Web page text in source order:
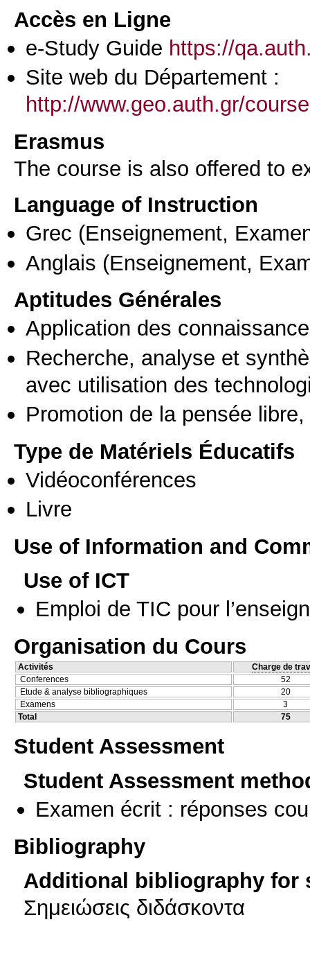
Accès en Ligne
e-Study Guide https://
Site web du Département :
http://www.geo.auth.gr/
Erasmus
The course is also offered to
Language of Instruction
Grec (Enseignement,
Anglais (Enseignement,
Aptitudes Générales
Application des
Recherche, analyse et
avec utilisation des
Promotion de la pensée
Type de Matériels Éducatifs
Vidéoconférences
Livre
Use of Information and
Use of ICT
Emploi de TIC pour
Organisation du Cours
Activités
Charge de
Conferences
52
Etude & analyse bibliographiques
20
Examens
3
Total
75
Student Assessment
Student Assessment
Examen écrit : réponses
Bibliography
Additional bibliography for
Σημειώσεις διδάσκοντα